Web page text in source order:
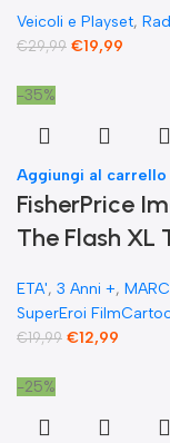
Veicoli e Playset,
€29,99 €19,99
-35%
Aggiungi al carrello
FisherPrice
The Flash XL
ETA', 3 Anni +,
SuperEroi
€19,99 €12,99
-25%